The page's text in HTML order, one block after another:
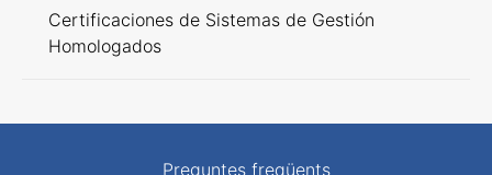
Certificaciones de Sistemas de Gestión
Homologados
Preguntes freqüents